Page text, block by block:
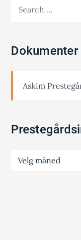
Dokumenter
Askim
Prestegårdsinfo